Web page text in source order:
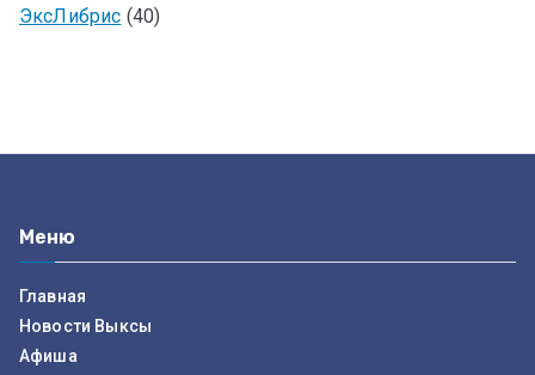
ЭксЛибрис (40)
Меню
Главная
Новости Выксы
Афиша